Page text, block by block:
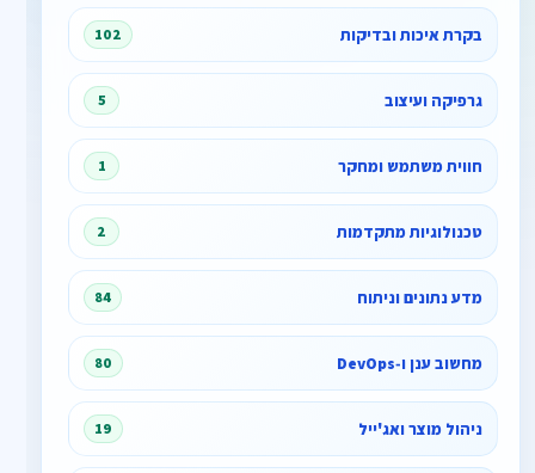
בקרת איכות ובדיקות 102
גרפיקה ועיצוב 5
חווית משתמש ומחקר 1
טכנולוגיות מתקדמות 2
מדע נתונים וניתוח 84
מחשוב ענן ו‑DevOps 80
ניהול מוצר ואג'ייל 19